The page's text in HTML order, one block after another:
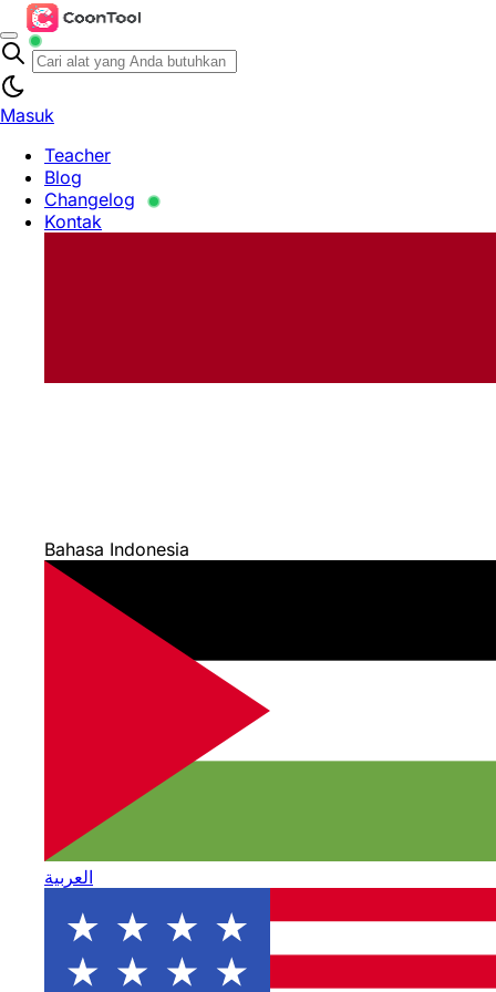
Masuk
Teacher
Blog
Changelog
Kontak
Bahasa Indonesia
العربية